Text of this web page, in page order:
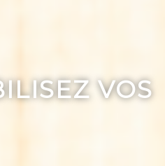
VOS